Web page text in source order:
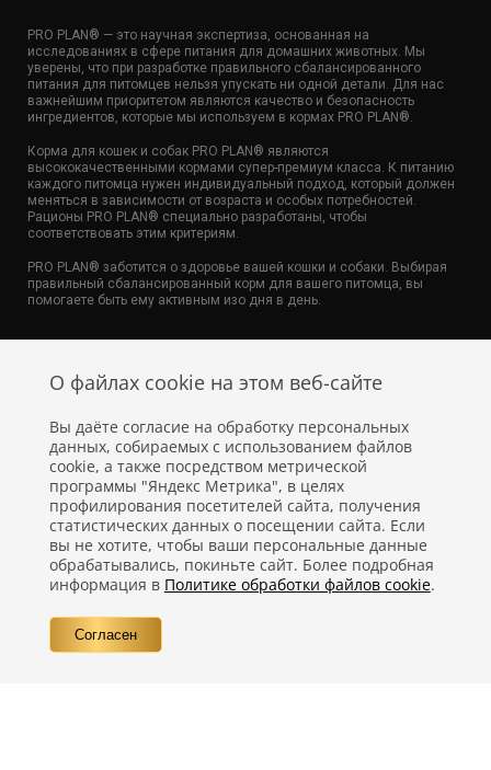
PRO PLAN® — это научная экспертиза, основанная на
исследованиях в сфере питания для домашних животных. Мы
уверены, что при разработке правильного сбалансированного
питания для питомцев нельзя упускать ни одной детали. Для нас
важнейшим приоритетом являются качество и безопасность
ингредиентов, которые мы используем в кормах PRO PLAN®.
Корма для кошек и собак PRO PLAN® являются
высококачественными кормами супер-премиум класса. К питанию
каждого питомца нужен индивидуальный подход, который должен
меняться в зависимости от возраста и особых потребностей.
Рационы PRO PLAN® специально разработаны, чтобы
соответствовать этим критериям.
PRO PLAN® заботится о здоровье вашей кошки и собаки. Выбирая
правильный сбалансированный корм для вашего питомца, вы
помогаете быть ему активным изо дня в день.
Политика конфиденциальности
Правовая информация
Контакты
О файлах cookie на этом веб-сайте
Вы даёте согласие на обработку персональных
данных, собираемых с использованием файлов
cookie, а также посредством метрической
программы "Яндекс Метрика", в целях
профилирования посетителей сайта, получения
статистических данных о посещении сайта. Если
вы не хотите, чтобы ваши персональные данные
обрабатывались, покиньте сайт. Более подробная
информация в Политике обработки файлов cookie.
Согласен